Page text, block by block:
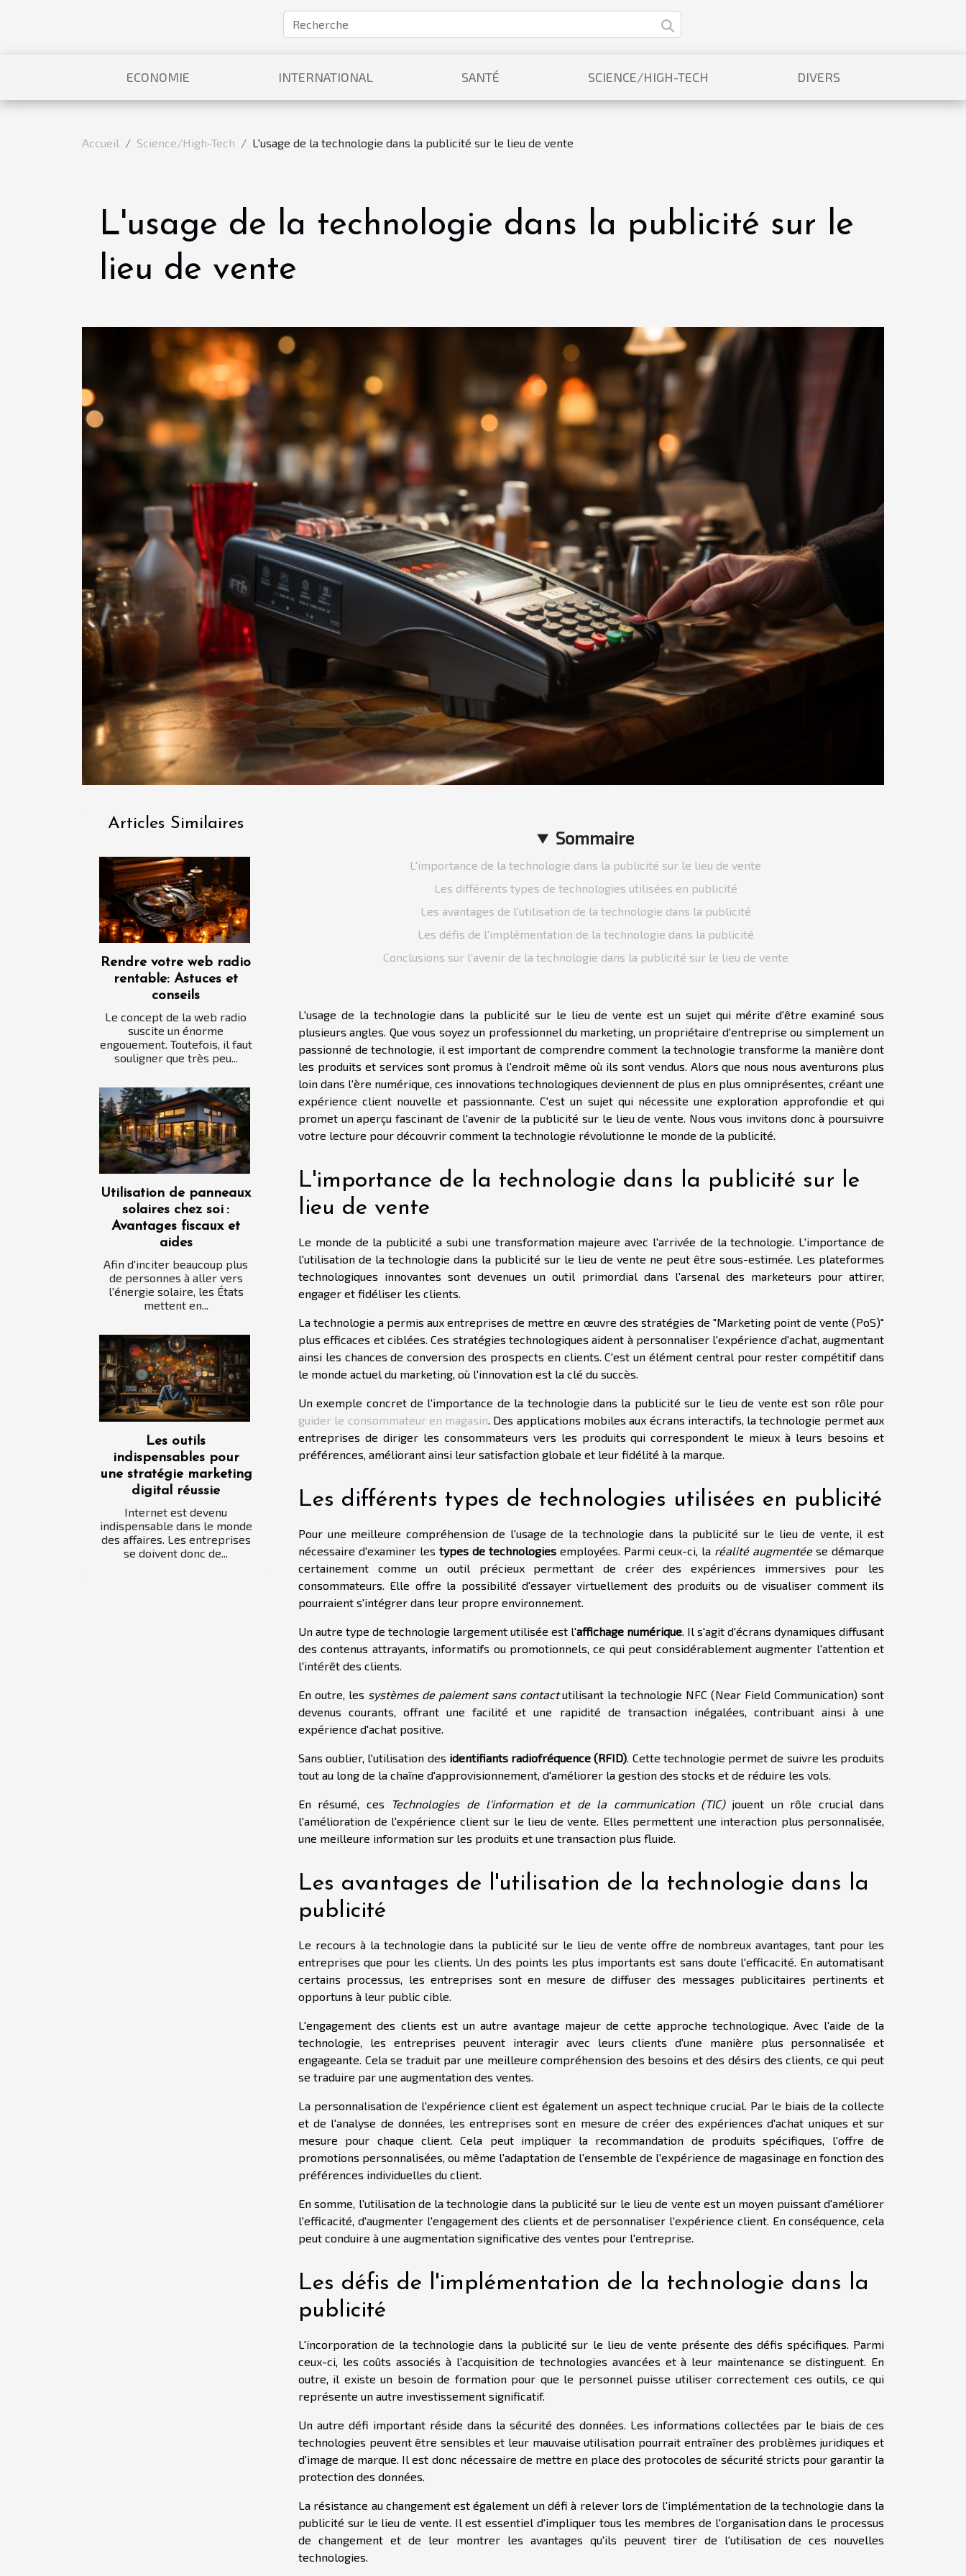
ECONOMIE INTERNATIONAL SANTÉ SCIENCE/HIGH-TECH DIVERS
Accueil Science/High-Tech L'usage de la technologie dans la publicité sur le lieu de vente
L'usage de la technologie dans la publicité sur le
lieu de vente
Articles Similaires
Rendre votre web radio
rentable: Astuces et
conseils
Le concept de la web radio
suscite un énorme
engouement. Toutefois, il faut
souligner que très peu...
Utilisation de panneaux
solaires chez soi :
Avantages fiscaux et
aides
Afin d'inciter beaucoup plus
de personnes à aller vers
l'énergie solaire, les États
mettent en...
Les outils
indispensables pour
une stratégie marketing
digital réussie
Internet est devenu
indispensable dans le monde
des affaires. Les entreprises
se doivent donc de...
Sommaire
L'importance de la technologie dans la publicité sur le lieu de vente
Les différents types de technologies utilisées en publicité
Les avantages de l'utilisation de la technologie dans la publicité
Les défis de l'implémentation de la technologie dans la publicité
Conclusions sur l'avenir de la technologie dans la publicité sur le lieu de vente
L'usage de la technologie dans la publicité sur le lieu de vente est un sujet qui mérite d'être examiné sous
plusieurs angles. Que vous soyez un professionnel du marketing, un propriétaire d'entreprise ou simplement un
passionné de technologie, il est important de comprendre comment la technologie transforme la manière dont
les produits et services sont promus à l'endroit même où ils sont vendus. Alors que nous nous aventurons plus
loin dans l'ère numérique, ces innovations technologiques deviennent de plus en plus omniprésentes, créant une
expérience client nouvelle et passionnante. C'est un sujet qui nécessite une exploration approfondie et qui
promet un aperçu fascinant de l'avenir de la publicité sur le lieu de vente. Nous vous invitons donc à poursuivre
votre lecture pour découvrir comment la technologie révolutionne le monde de la publicité.
L'importance de la technologie dans la publicité sur le
lieu de vente
Le monde de la publicité a subi une transformation majeure avec l'arrivée de la technologie. L'importance de
l'utilisation de la technologie dans la publicité sur le lieu de vente ne peut être sous-estimée. Les plateformes
technologiques innovantes sont devenues un outil primordial dans l'arsenal des marketeurs pour attirer,
engager et fidéliser les clients.
La technologie a permis aux entreprises de mettre en œuvre des stratégies de "Marketing point de vente (PoS)"
plus efficaces et ciblées. Ces stratégies technologiques aident à personnaliser l'expérience d'achat, augmentant
ainsi les chances de conversion des prospects en clients. C'est un élément central pour rester compétitif dans
le monde actuel du marketing, où l'innovation est la clé du succès.
Un exemple concret de l'importance de la technologie dans la publicité sur le lieu de vente est son rôle pour
guider le consommateur en magasin. Des applications mobiles aux écrans interactifs, la technologie permet aux
entreprises de diriger les consommateurs vers les produits qui correspondent le mieux à leurs besoins et
préférences, améliorant ainsi leur satisfaction globale et leur fidélité à la marque.
Les différents types de technologies utilisées en publicité
Pour une meilleure compréhension de l'usage de la technologie dans la publicité sur le lieu de vente, il est
nécessaire d'examiner les types de technologies employées. Parmi ceux-ci, la réalité augmentéese démarque
certainement comme un outil précieux permettant de créer des expériences immersives pour les
consommateurs. Elle offre la possibilité d'essayer virtuellement des produits ou de visualiser comment ils
pourraient s'intégrer dans leur propre environnement.
Un autre type de technologie largement utilisée est l'affichage numérique. Il s'agit d'écrans dynamiques diffusant
des contenus attrayants, informatifs ou promotionnels, ce qui peut considérablement augmenter l'attention et
l'intérêt des clients.
En outre, les systèmes de paiement sans contactutilisant la technologie NFC (Near Field Communication) sont
devenus courants, offrant une facilité et une rapidité de transaction inégalées, contribuant ainsi à une
expérience d'achat positive.
Sans oublier, l'utilisation des identifiants radiofréquence (RFID). Cette technologie permet de suivre les produits
tout au long de la chaîne d'approvisionnement, d'améliorer la gestion des stocks et de réduire les vols.
En résumé, ces Technologies de l'information et de la communication (TIC)jouent un rôle crucial dans
l'amélioration de l'expérience client sur le lieu de vente. Elles permettent une interaction plus personnalisée,
une meilleure information sur les produits et une transaction plus fluide.
Les avantages de l'utilisation de la technologie dans la
publicité
Le recours à la technologie dans la publicité sur le lieu de vente offre de nombreux avantages, tant pour les
entreprises que pour les clients. Un des points les plus importants est sans doute l'efficacité. En automatisant
certains processus, les entreprises sont en mesure de diffuser des messages publicitaires pertinents et
opportuns à leur public cible.
L'engagement des clients est un autre avantage majeur de cette approche technologique. Avec l'aide de la
technologie, les entreprises peuvent interagir avec leurs clients d'une manière plus personnalisée et
engageante. Cela se traduit par une meilleure compréhension des besoins et des désirs des clients, ce qui peut
se traduire par une augmentation des ventes.
La personnalisation de l'expérience client est également un aspect technique crucial. Par le biais de la collecte
et de l'analyse de données, les entreprises sont en mesure de créer des expériences d'achat uniques et sur
mesure pour chaque client. Cela peut impliquer la recommandation de produits spécifiques, l'offre de
promotions personnalisées, ou même l'adaptation de l'ensemble de l'expérience de magasinage en fonction des
préférences individuelles du client.
En somme, l'utilisation de la technologie dans la publicité sur le lieu de vente est un moyen puissant d'améliorer
l'efficacité, d'augmenter l'engagement des clients et de personnaliser l'expérience client. En conséquence, cela
peut conduire à une augmentation significative des ventes pour l'entreprise.
Les défis de l'implémentation de la technologie dans la
publicité
L'incorporation de la technologie dans la publicité sur le lieu de vente présente des défis spécifiques. Parmi
ceux-ci, les coûts associés à l'acquisition de technologies avancées et à leur maintenance se distinguent. En
outre, il existe un besoin de formation pour que le personnel puisse utiliser correctement ces outils, ce qui
représente un autre investissement significatif.
Un autre défi important réside dans la sécurité des données. Les informations collectées par le biais de ces
technologies peuvent être sensibles et leur mauvaise utilisation pourrait entraîner des problèmes juridiques et
d'image de marque. Il est donc nécessaire de mettre en place des protocoles de sécurité stricts pour garantir la
protection des données.
La résistance au changement est également un défi à relever lors de l'implémentation de la technologie dans la
publicité sur le lieu de vente. Il est essentiel d'impliquer tous les membres de l'organisation dans le processus
de changement et de leur montrer les avantages qu'ils peuvent tirer de l'utilisation de ces nouvelles
technologies.